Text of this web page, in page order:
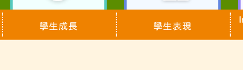
學生成長 學生表現